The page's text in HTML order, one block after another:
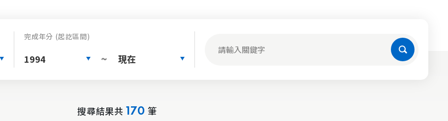
完成年分 (起訖區間)
1994 ~ 現在
搜尋結果共 170 筆